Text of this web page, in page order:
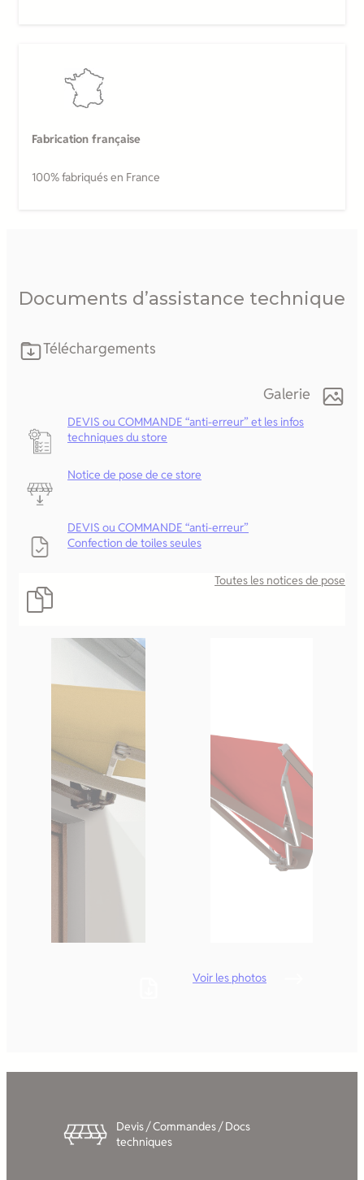
Fabrication française
100% fabriqués en France
Documents d’assistance technique
Téléchargements
Galerie
DEVIS ou COMMANDE “anti-erreur” et les infos
techniques du store
Notice de pose de ce store
DEVIS ou COMMANDE “anti-erreur”
Confection de toiles seules
Toutes les notices de pose
Voir les photos
Devis / Commandes / Docs
techniques